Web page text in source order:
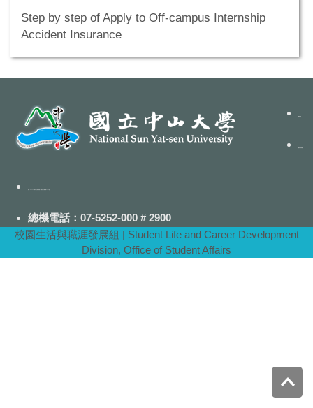
Step by step of Apply to Off-campus Internship
Accident Insurance
總機電話：07-5252-000 # 2900
校園生活與職涯發展組 | Student Life and Career Development
Division, Office of Student Affairs